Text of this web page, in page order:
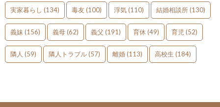
実家暮らし (134) 毒友(100) 浮気(110) 結婚相談所(130)
義妹(156) 義母(62) 義父 (191) 育休 (49) 育児(52)
隣人 (59) 隣人トラブル(57) 離婚(113) 高校生 (184)